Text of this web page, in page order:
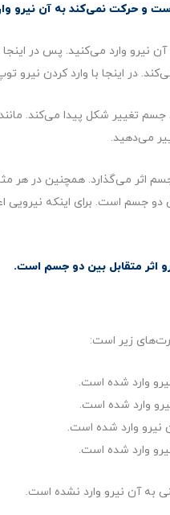
و حرکت نمی‌کند به آن نیرو
نیرو وارد می‌کنید. پس در
در اینجا با وارد کردن نیرو
تغییر شکل پیدا می‌کند.
می‌دهید.
جسم اثر می‌گذارد. همچنین در
دو جسم است. برای اینکه
اثر متقابل بین دو جسم است.
زیر است:
وارد شده است.
وارد شده است.
وارد شده است.
وارد شده است.
آن نیرو وارد نشده است.